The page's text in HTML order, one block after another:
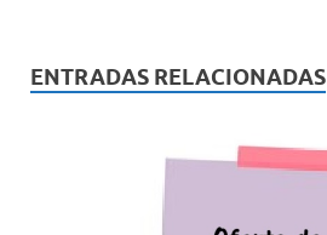
ENTRADAS RELACIONADAS